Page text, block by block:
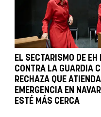
EL SECTARISMO DE EH
CONTRA LA GUARDIA
RECHAZA QUE
EMERGENCIA EN
ESTÉ MÁS CERCA